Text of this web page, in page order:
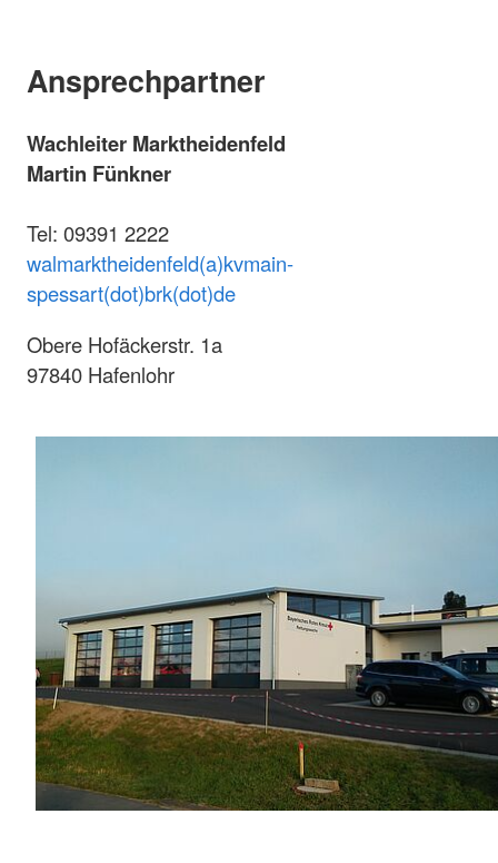
Ansprechpartner
Wachleiter Marktheidenfeld
Martin Fünkner
Tel: 09391 2222
walmarktheidenfeld(a)kvmain-
spessart(dot)brk(dot)de
Obere Hofäckerstr. 1a
97840 Hafenlohr